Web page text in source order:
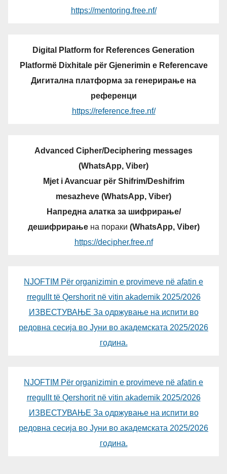
https://mentoring.free.nf/
Digital Platform for References Generation
Platformë Dixhitale për Gjenerimin e Referencave
Дигитална платформа за генерирање на
референци
https://reference.free.nf/
Advanced Cipher/Deciphering messages
(WhatsApp, Viber)
Mjet i Avancuar për Shifrim/Deshifrim
mesazheve (WhatsApp, Viber)
Напредна алатка за шифрирање/
дешифрирањена пораки (WhatsApp, Viber)
https://decipher.free.nf
NJOFTIM Për organizimin e provimeve në afatin e
rregullt të Qershorit në vitin akademik 2025/2026
ИЗВЕСТУВАЊЕ За одржување на испити во
редовна сесија во Јуни во академската 2025/2026
година.
NJOFTIM Për organizimin e provimeve në afatin e
rregullt të Qershorit në vitin akademik 2025/2026
ИЗВЕСТУВАЊЕ За одржување на испити во
редовна сесија во Јуни во академската 2025/2026
година.